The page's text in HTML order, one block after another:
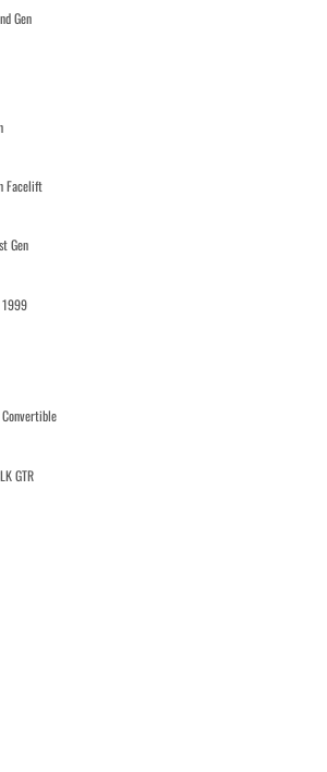
Gen
Facelift
Gen
1999
GTR